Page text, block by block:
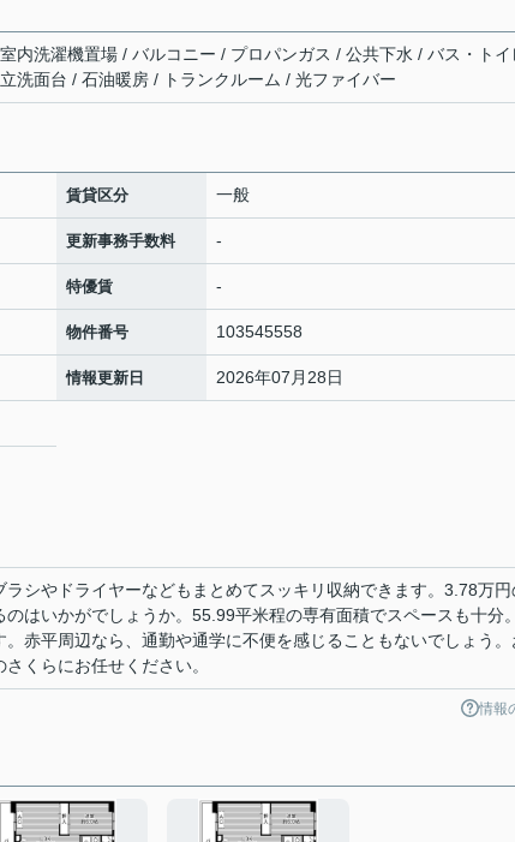
内洗濯機置場 / バルコニー / プロパンガス / 公共下水 / バス・トイ
洗面台 / 石油暖房 / トランクルーム / 光ファイバー
賃貸区分 一般
更新事務手数料 -
特優賃 -
物件番号 103545558
情報更新日 2026年07月28日
シやドライヤーなどもまとめてスッキリ収納できます。3.78万円
はいかがでしょうか。55.99平米程の専有面積でスペースも十分
赤平周辺なら、通勤や通学に不便を感じることもないでしょう。
くらにお任せください。
情報